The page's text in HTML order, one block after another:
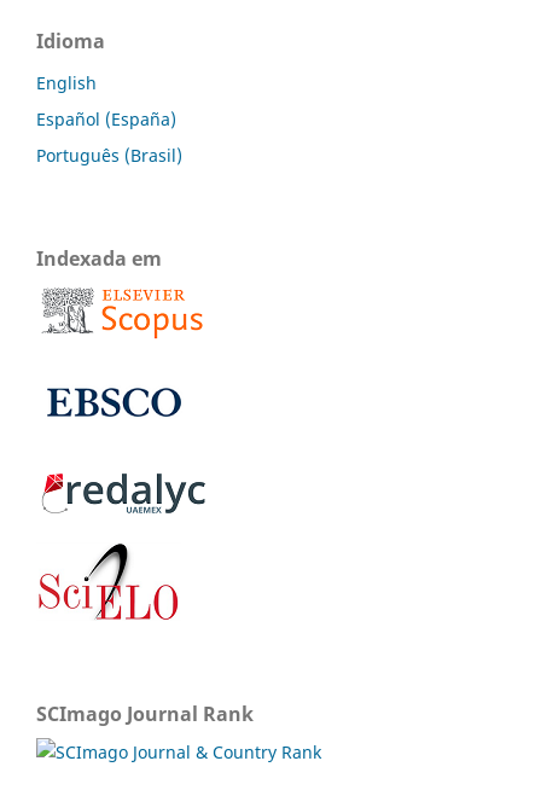
Idioma
English
Español (España)
Português (Brasil)
Indexada em
SCImago Journal Rank